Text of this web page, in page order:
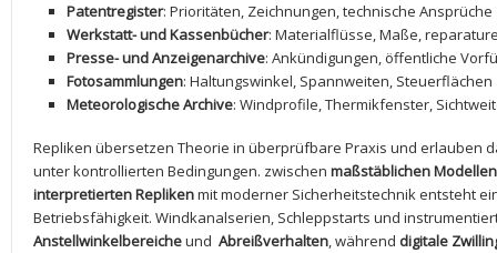
Patentregister: Prioritäten, Zeichnungen, technische ​Ansprüche
Werkstatt-‍ und⁢ Kassenbücher: Materialflüsse, ‍Maße,​
Presse- und⁤ Anzeigenarchive: Ankündigungen, öffentliche
Fotosammlungen: Haltungswinkel,‍ Spannweiten, Steuerflächen
Meteorologische Archive: Windprofile, Thermikfenster,‍
Repliken übersetzen Theorie in⁤ überprüfbare Praxis und erlauben‍
unter kontrollierten⁢ Bedingungen. zwischen maßstäblichen ​Modellen
interpretierten Replikenmit⁤ moderner Sicherheitstechnik entsteht
Betriebsfähigkeit. ‌Windkanalserien, Schleppstarts und
Anstellwinkelbereicheund ​ Abreißverhalten, ⁤während digitale